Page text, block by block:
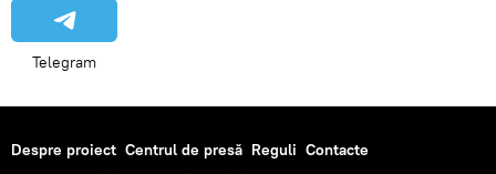
Telegram
Despre proiect Centrul de presă Reguli Contacte